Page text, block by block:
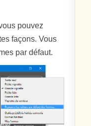
pouvez
façons. Vous
par défaut.